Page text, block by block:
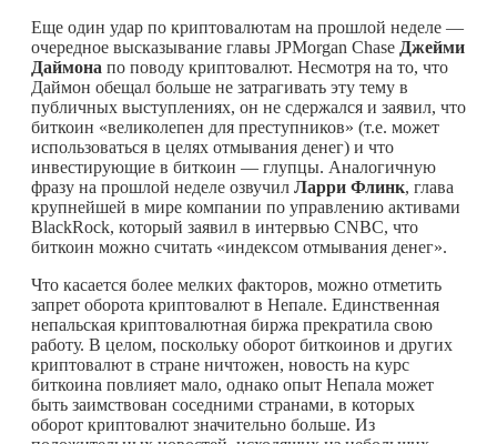
Еще один удар по криптовалютам на прошлой неделе —
очередное высказывание главы JPMorgan Chase Джейми
Даймона по поводу криптовалют. Несмотря на то, что
Даймон обещал больше не затрагивать эту тему в
публичных выступлениях, он не сдержался и заявил, что
биткоин «великолепен для преступников» (т.е. может
использоваться в целях отмывания денег) и что
инвестирующие в биткоин — глупцы. Аналогичную
фразу на прошлой неделе озвучил Ларри Флинк, глава
крупнейшей в мире компании по управлению активами
BlackRock, который заявил в интервью CNBC, что
биткоин можно считать «индексом отмывания денег».
Что касается более мелких факторов, можно отметить
запрет оборота криптовалют в Непале. Единственная
непальская криптовалютная биржа прекратила свою
работу. В целом, поскольку оборот биткоинов и других
криптовалют в стране ничтожен, новость на курс
биткоина повлияет мало, однако опыт Непала может
быть заимствован соседними странами, в которых
оборот криптовалют значительно больше. Из